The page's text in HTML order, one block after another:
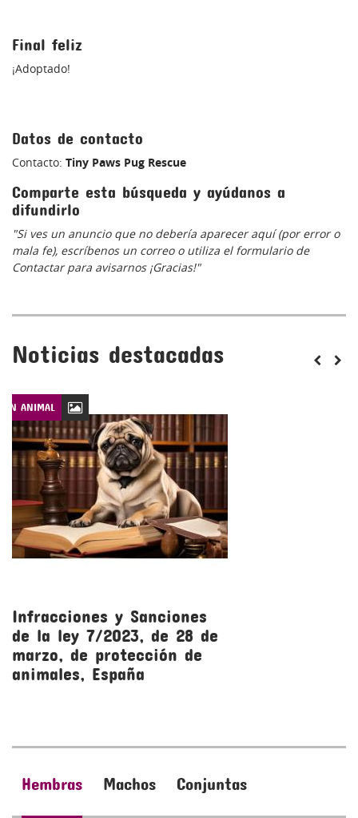
Final feliz
¡Adoptado!
Datos de contacto
Contacto: Tiny Paws Pug Rescue
Comparte esta búsqueda y ayúdanos a
difundirlo
"Si ves un anuncio que no debería aparecer aquí (por error o
mala fe), escríbenos un correo o utiliza el formulario de
Contactar para avisarnos ¡Gracias!"
Noticias destacadas
ANIMAL
Infracciones y Sanciones
de la ley 7/2023, de 28 de
marzo, de protección de
animales, España
Hembras Machos Conjuntas